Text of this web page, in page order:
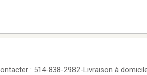
: 514-838-2982-Livraison à